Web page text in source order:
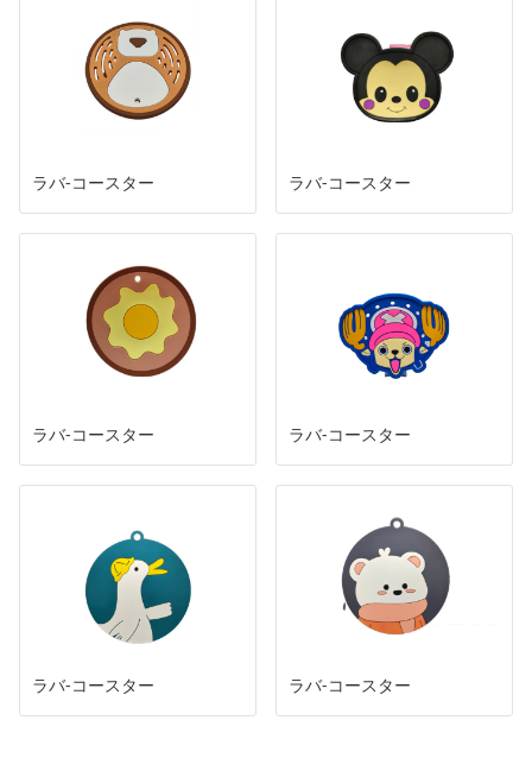
ラバ-コースター ラバ-コースター
ラバ-コースター ラバ-コースター
ラバ-コースター ラバ-コースター